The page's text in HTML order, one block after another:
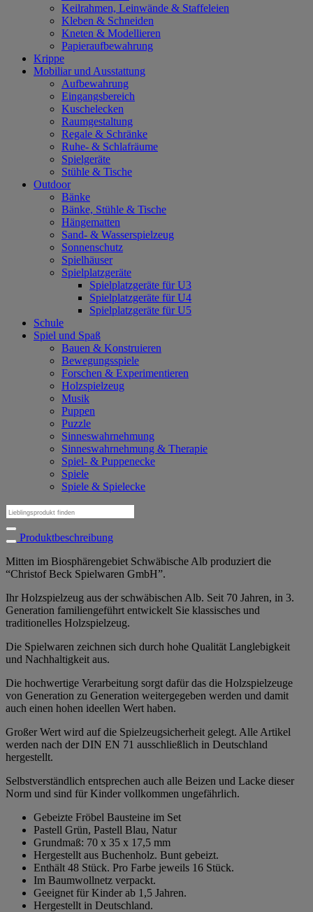
Keilrahmen, Leinwände & Staffeleien
Kleben & Schneiden
Kneten & Modellieren
Papieraufbewahrung
Krippe
Mobiliar und Ausstattung
Aufbewahrung
Eingangsbereich
Kuschelecken
Raumgestaltung
Regale & Schränke
Ruhe- & Schlafräume
Spielgeräte
Stühle & Tische
Outdoor
Bänke
Bänke, Stühle & Tische
Hängematten
Sand- & Wasserspielzeug
Sonnenschutz
Spielhäuser
Spielplatzgeräte
Spielplatzgeräte für U3
Spielplatzgeräte für U4
Spielplatzgeräte für U5
Schule
Spiel und Spaß
Bauen & Konstruieren
Bewegungsspiele
Forschen & Experimentieren
Holzspielzeug
Musik
Puppen
Puzzle
Sinneswahrnehmung
Sinneswahrnehmung & Therapie
Spiel- & Puppenecke
Spiele
Spiele & Spielecke
Suchen
nach:
Produktbeschreibung
Mitten im Biosphärengebiet Schwäbische Alb produziert die
“Christof Beck Spielwaren GmbH”.
Ihr Holzspielzeug aus der schwäbischen Alb. Seit 70 Jahren, in 3.
Generation familiengeführt entwickelt Sie klassisches und
traditionelles Holzspielzeug.
Die Spielwaren zeichnen sich durch hohe Qualität Langlebigkeit
und Nachhaltigkeit aus.
Die hochwertige Verarbeitung sorgt dafür das die Holzspielzeuge
von Generation zu Generation weitergegeben werden und damit
auch einen hohen ideellen Wert haben.
Großer Wert wird auf die Spielzeugsicherheit gelegt. Alle Artikel
werden nach der DIN EN 71 ausschließlich in Deutschland
hergestellt.
Selbstverständlich entsprechen auch alle Beizen und Lacke dieser
Norm und sind für Kinder vollkommen ungefährlich.
Gebeizte Fröbel Bausteine im Set
Pastell Grün, Pastell Blau, Natur
Grundmaß: 70 x 35 x 17,5 mm
Hergestellt aus Buchenholz. Bunt gebeizt.
Enthält 48 Stück. Pro Farbe jeweils 16 Stück.
Im Baumwollnetz verpackt.
Geeignet für Kinder ab 1,5 Jahren.
Hergestellt in Deutschland.